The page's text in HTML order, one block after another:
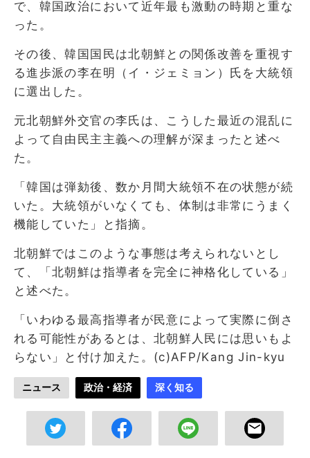
で、韓国政治において近年最も激動の時期と重な
った。
その後、韓国国民は北朝鮮との関係改善を重視す
る進歩派の李在明（イ・ジェミョン）氏を大統領
に選出した。
元北朝鮮外交官の李氏は、こうした最近の混乱に
よって自由民主主義への理解が深まったと述べ
た。
「韓国は弾劾後、数か月間大統領不在の状態が続
いた。大統領がいなくても、体制は非常にうまく
機能していた」と指摘。
北朝鮮ではこのような事態は考えられないとし
て、「北朝鮮は指導者を完全に神格化している」
と述べた。
「いわゆる最高指導者が民意によって実際に倒さ
れる可能性があるとは、北朝鮮人民には思いもよ
らない」と付け加えた。(c)AFP/Kang Jin-kyu
ニュース 政治・経済 深く知る